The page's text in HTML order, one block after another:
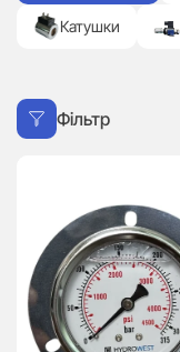
Катушки
Фільтр